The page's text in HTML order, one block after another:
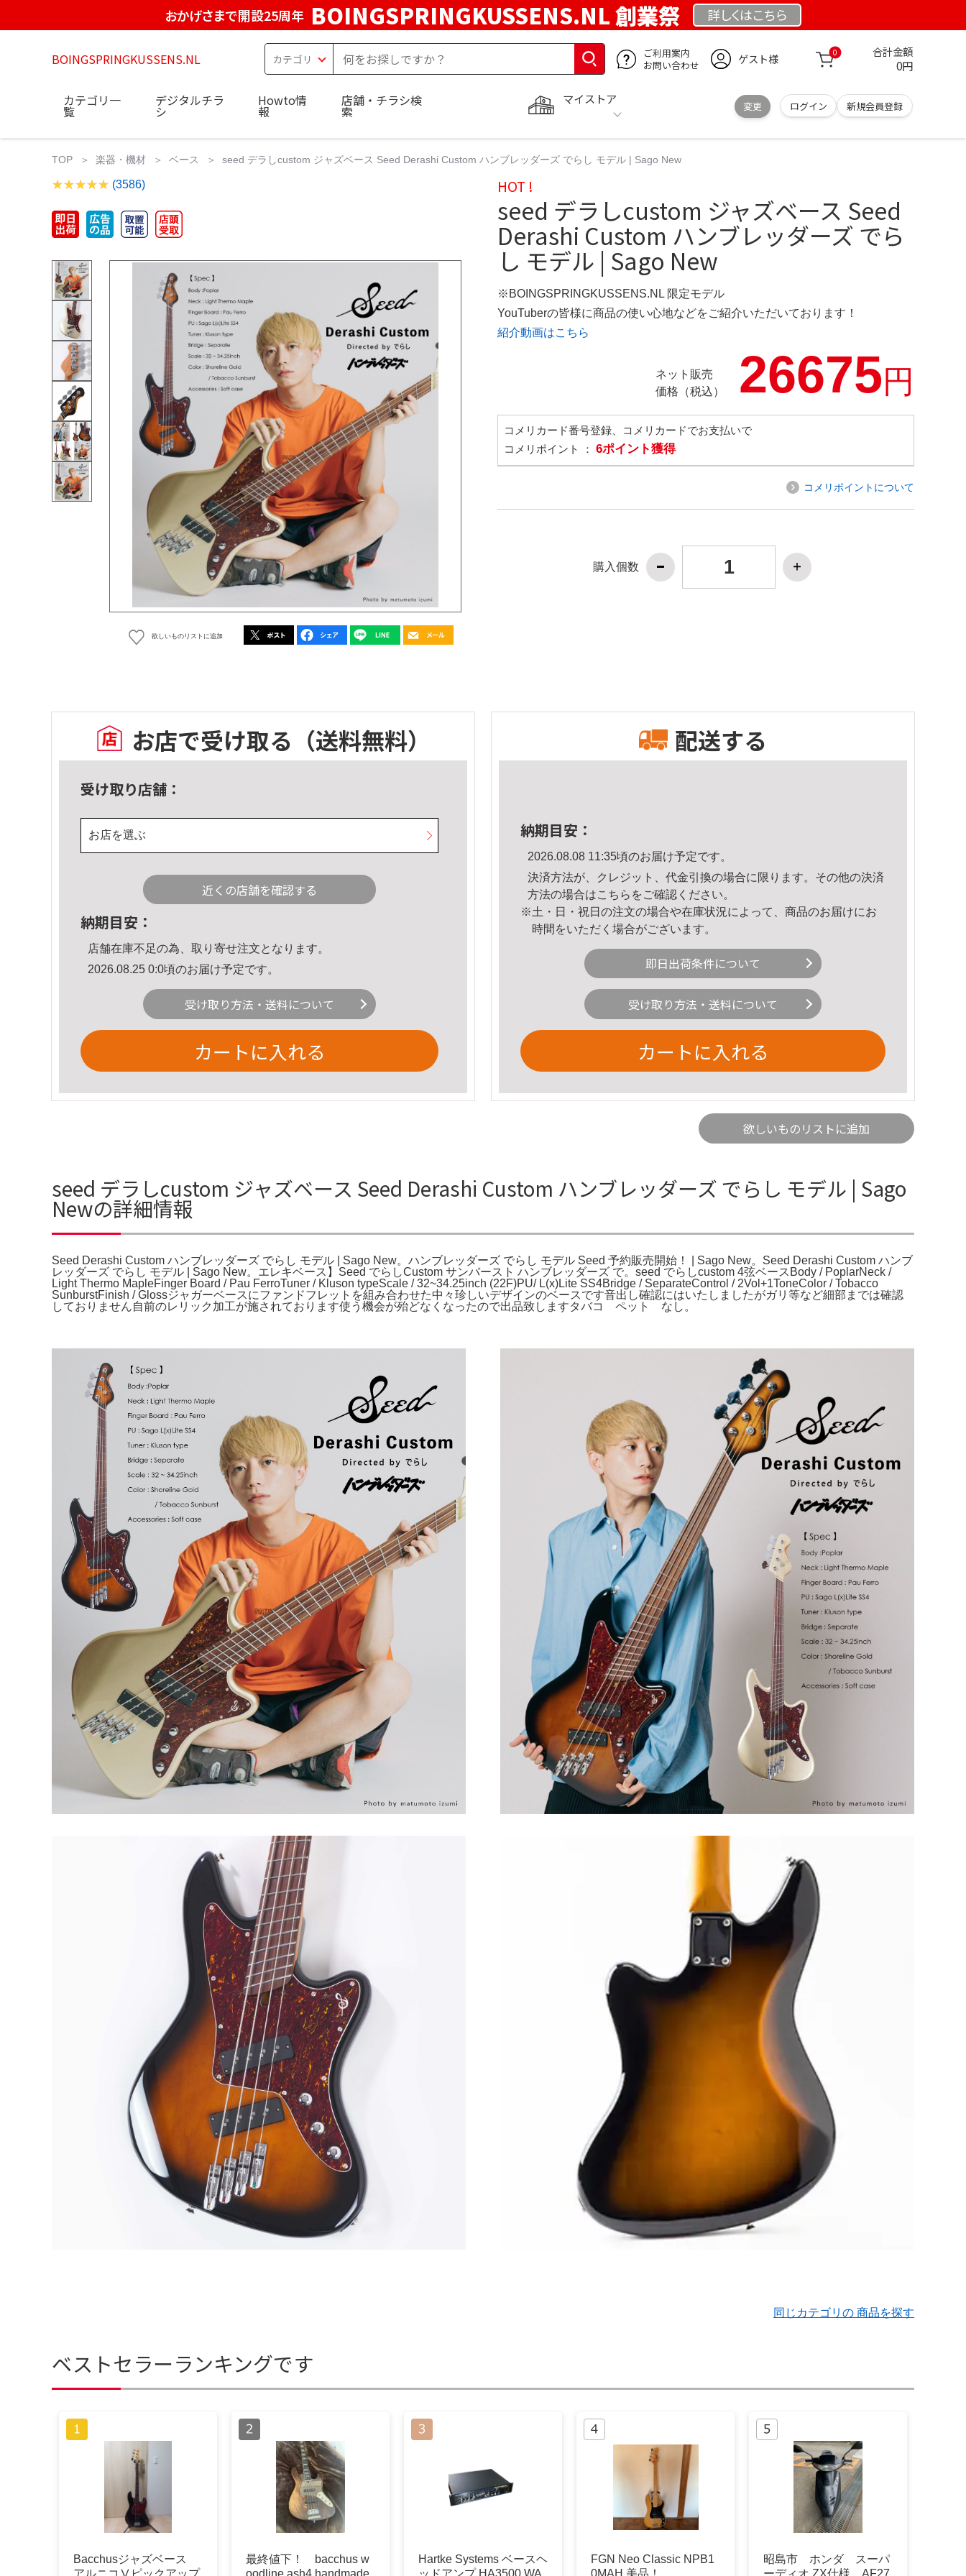
おかげさまで開設25周年 BOINGSPRINGKUSSENS.NL 創業祭 詳しくはこちら
BOINGSPRINGKUSSENS.NL
ご利用案内
お問い合わせ
ゲスト様 0 合計金額
0円
マイストア
変更 ログイン 新規会員登録
カテゴリ一
覧
デジタルチラ
シ
Howto情
報
店舗・チラシ検
索
TOP 楽器・機材 ベース seed デラしcustom ジャズベース Seed Derashi Custom ハンブレッダーズ でらし モデル | Sago New
(3586)
欲しいものリストに追加
HOT !
seed デラしcustom ジャズベース Seed
Derashi Custom ハンブレッダーズ でら
し モデル | Sago New
※BOINGSPRINGKUSSENS.NL 限定モデル
YouTuberの皆様に商品の使い心地などをご紹介いただいております！
紹介動画はこちら
ネット販売
価格（税込）
26675円
コメリカード番号登録、コメリカードでお支払いで
コメリポイント ： 6ポイント獲得
コメリポイントについて
購入個数
お店で受け取る （送料無料）
受け取り店舗：
お店を選ぶ
近くの店舗を確認する
納期目安：
店舗在庫不足の為、取り寄せ注文となります。
2026.08.25 0:0頃のお届け予定です。
受け取り方法・送料について
カートに入れる
配送する
納期目安：
2026.08.08 11:35頃のお届け予定です。
決済方法が、クレジット、代金引換の場合に限ります。その他の決済
方法の場合はこちら をご確認ください。
※土・日・祝日の注文の場合や在庫状況によって、商品のお届けにお
時間をいただく場合がございます。
即日出荷条件について
受け取り方法・送料について
カートに入れる
欲しいものリストに追加
seed デラしcustom ジャズベース Seed Derashi Custom ハンブレッダーズ でらし モデル | Sago
Newの詳細情報
Seed Derashi Custom ハンブレッダーズ でらし モデル | Sago New。ハンブレッダーズ でらし モデル Seed 予約販売開始！ | Sago New。Seed Derashi Custom ハンブ
レッダーズ でらし モデル | Sago New。エレキベース】Seed でらしCustom サンバースト ハンブレッダーズ で。seed でらしcustom 4弦ベースBody / PoplarNeck /
Light Thermo MapleFinger Board / Pau FerroTuner / Kluson typeScale / 32~34.25inch (22F)PU/ L(x)Lite SS4Bridge / SeparateControl / 2Vol+1ToneColor / Tobacco
SunburstFinish / Glossジャガーベースにファンドフレットを組み合わせた中々珍しいデザインのベースです音出し確認にはいたしましたがガリ等など細部までは確認
しておりません自前のレリック加工が施されております使う機会が殆どなくなったので出品致しますタバコ ペット なし。
同じカテゴリの 商品を探す
ベストセラーランキングです
Bacchusジャズベース
最終値下！ bacchus w
Hartke Systems ベースヘ
FGN Neo Classic NPB1
昭島市 ホンダ スーパ